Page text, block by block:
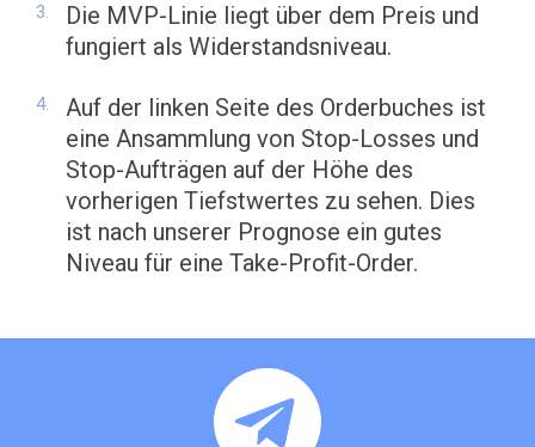
Die MVP-Linie liegt über dem Preis und
fungiert als Widerstandsniveau.
Auf der linken Seite des Orderbuches ist
eine Ansammlung von Stop-Losses und
Stop-Aufträgen auf der Höhe des
vorherigen Tiefstwertes zu sehen. Dies
ist nach unserer Prognose ein gutes
Niveau für eine Take-Profit-Order.